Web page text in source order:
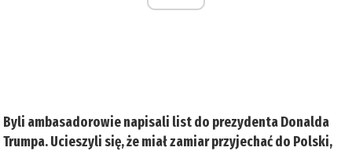
Byli ambasadorowie napisali list do prezydenta Donalda
Trumpa. Ucieszyli się, że miał zamiar przyjechać do Polski,